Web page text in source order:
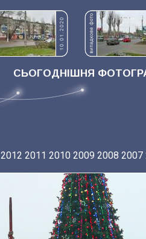
СЬОГОДНІШНЯ
2012 2011 2010 2009 2008 2007